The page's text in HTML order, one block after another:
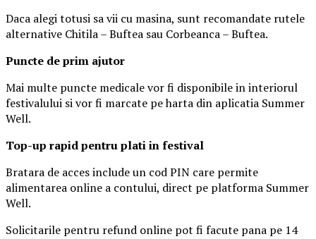
Daca alegi totusi sa vii cu masina, sunt recomandate rutele
alternative Chitila – Buftea sau Corbeanca – Buftea.
Puncte de prim ajutor
Mai multe puncte medicale vor fi disponibile in interiorul
festivalului si vor fi marcate pe harta din aplicatia Summer
Well.
Top-up rapid pentru plati in festival
Bratara de acces include un cod PIN care permite
alimentarea online a contului, direct pe platforma Summer
Well.
Solicitarile pentru refund online pot fi facute pana pe 14